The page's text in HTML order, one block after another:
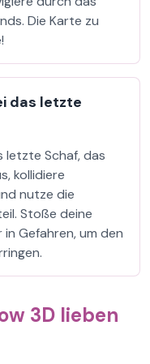
Die Karte zu
das letzte
letzte Schaf, das
kollidiere
nutze die
Stoße deine
Gefahren, um den
3D lieben